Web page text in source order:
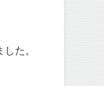
た。